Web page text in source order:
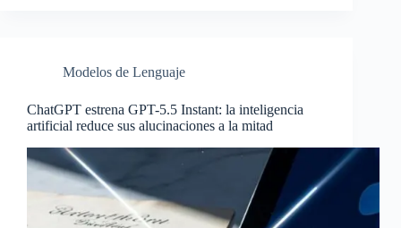
Modelos de Lenguaje
ChatGPT estrena GPT-5.5 Instant: la inteligencia
artificial reduce sus alucinaciones a la mitad